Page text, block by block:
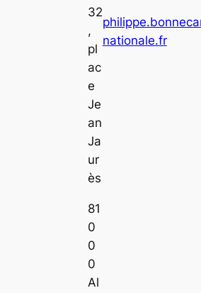
32
,
pl
ac
e
Je
an
Ja
ur
ès
81
0
0
0
Al
nationale.fr